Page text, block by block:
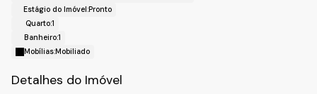
Realize o seu cadastro e agende sua visita
Fale com a Fiveh Soluções Imobiliárias !!!
(11) 4492-7939 / (11) 9 3055-8033 (WhatsApp)
Estágio do Imóvel:Pronto
Quarto:1
Banheiro:1
Mobílias:Mobiliado
Detalhes do Imóvel